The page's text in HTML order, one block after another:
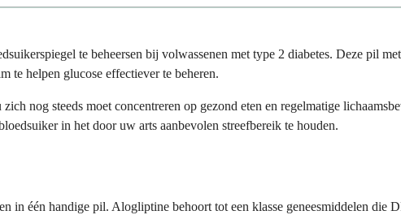
te beheersen bij volwassenen met type 2 diabetes. Deze pil
te helpen glucose effectiever te beheren.
nog steeds moet concentreren op gezond eten en regelmatige
in het door uw arts aanbevolen streefbereik te houden.
in één handige pil. Alogliptine behoort tot een klasse geneesmiddelen die